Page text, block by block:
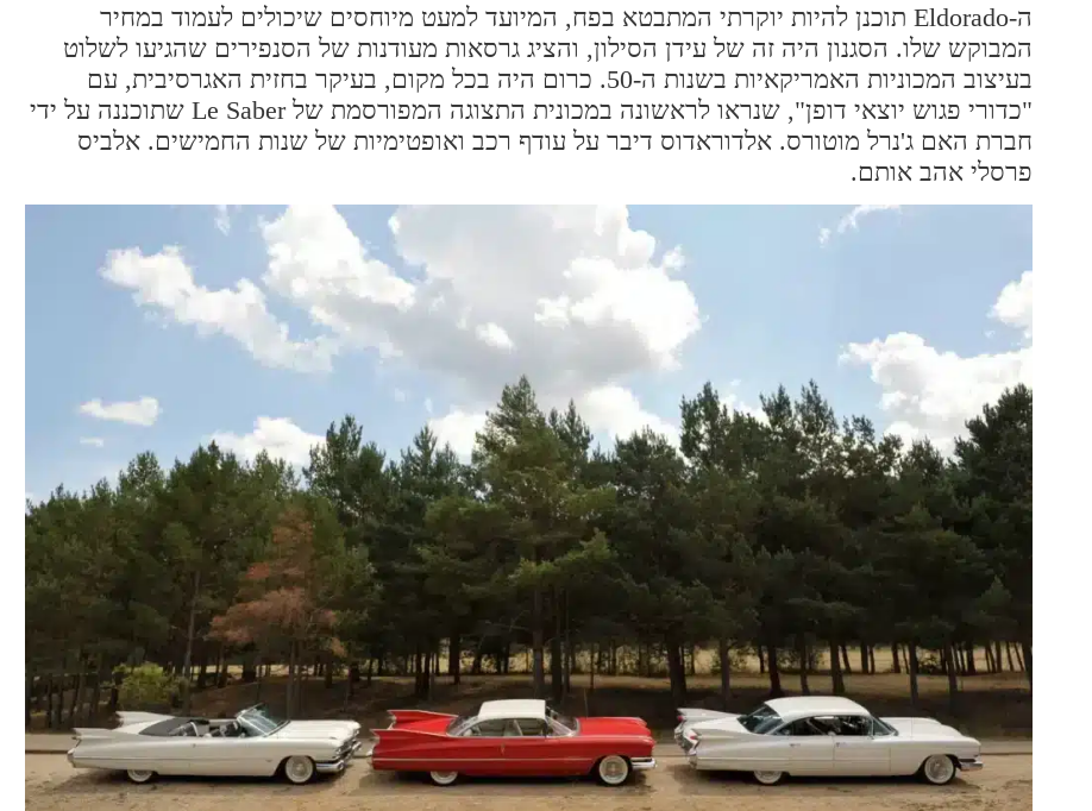
ה-Eldorado תוכנן להיות יוקרתי המתבטא בפח, המיועד למעט מיוחסים שיכולים לעמוד במחיר
המבוקש שלו. הסגנון היה זה של עידן הסילון, והציג גרסאות מעודנות של הסנפירים שהגיעו לשלוט
בעיצוב המכוניות האמריקאיות בשנות ה-50. כרום היה בכל מקום, בעיקר בחזית האגרסיבית, עם
"כדורי פגוש יוצאי דופן", שנראו לראשונה במכונית התצוגה המפורסמת של Le Saber שתוכננה על ידי
חברת האם ג'נרל מוטורס. אלדוראדוס דיבר על עודף רכב ואופטימיות של שנות החמישים. אלביס
פרסלי אהב אותם.